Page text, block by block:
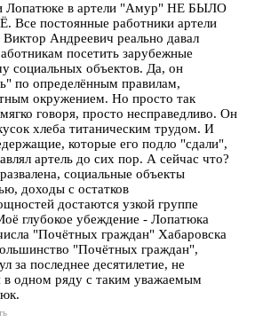
в артели "Амур" НЕ БЫЛО
постоянные работники артели
Андреевич реально давал
посетить зарубежные
социальных объектов. Да, он
по определённым правилам,
окружением. Но просто так
говоря, просто несправедливо. Он
хлеба титаническим трудом. И
которые его подло "сдали",
артель до сих пор. А сейчас что?
социальные объекты
доходы с остатков
достаются узкой группе
глубокое убеждение - Лопатюка
"Почётных граждан" Хабаровска
"Почётных граждан",
за последнее десятилетие, не
в одном ряду с таким уважаемым